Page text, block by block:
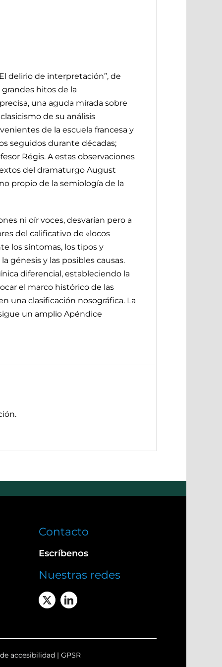
delirio de interpretación”, de
hitos de la
una aguda mirada sobre
de su análisis
de la escuela francesa y
seguidos durante décadas;
Régis. A estas observaciones
del dramaturgo August
propio de la semiología de la
ni oír voces, desvarían pero a
del calificativo de «locos
los síntomas, los tipos y
génesis y las posibles causas.
diferencial, estableciendo la
el marco histórico de las
una clasificación nosográfica. La
un amplio Apéndice
Contacto
Escríbenos
Nuestras redes
accesibilidad| GPSR